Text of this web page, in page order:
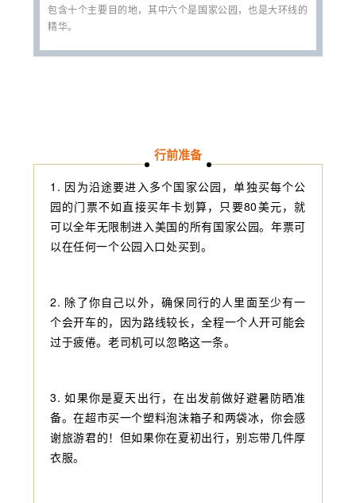
包含十个主要目的地，其中六个是国家公园，也是大环线的
精华。
行前准备
1. 因为沿途要进入多个国家公园，单独买每个公
园的门票不如直接买年卡划算，只要80美元，就
可以全年无限制进入美国的所有国家公园。年票可
以在任何一个公园入口处买到。
2. 除了你自己以外，确保同行的人里面至少有一
个会开车的，因为路线较长，全程一个人开可能会
过于疲倦。老司机可以忽略这一条。
3. 如果你是夏天出行，在出发前做好避暑防晒准
备。在超市买一个塑料泡沫箱子和两袋冰，你会感
谢旅游君的！但如果你在夏初出行，别忘带几件厚
衣服。